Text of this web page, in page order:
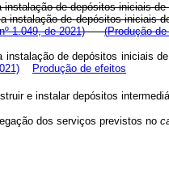
de depósitos iniciais
instalação de depósitos iniciais
1.049, de 2021)
(Produção
instalação de depósitos iniciais
Produção de efeitos
e instalar depósitos
dos serviços previstos no